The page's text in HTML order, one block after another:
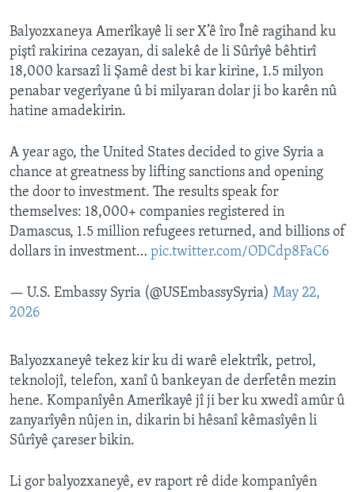
Balyozxaneya Amerîkayê li ser X’ê îro Înê ragihand ku
piştî rakirina cezayan, di salekê de li Sûrîyê bêhtirî
18,000 karsazî li Şamê dest bi kar kirine, 1.5 milyon
penabar vegerîyane û bi milyaran dolar ji bo karên nû
hatine amadekirin.
A year ago, the United States decided to give Syria a
chance at greatness by lifting sanctions and opening
the door to investment. The results speak for
themselves: 18,000+ companies registered in
Damascus, 1.5 million refugees returned, and billions of
dollars in investment… pic.twitter.com/ODCdp8FaC6
— U.S. Embassy Syria (@USEmbassySyria) May 22,
2026
Balyozxaneyê tekez kir ku di warê elektrîk, petrol,
teknolojî, telefon, xanî û bankeyan de derfetên mezin
hene. Kompanîyên Amerîkayê jî ji ber ku xwedî amûr û
zanyarîyên nûjen in, dikarin bi hêsanî kêmasîyên li
Sûrîyê çareser bikin.
Li gor balyozxaneyê, ev raport rê dide kompanîyên